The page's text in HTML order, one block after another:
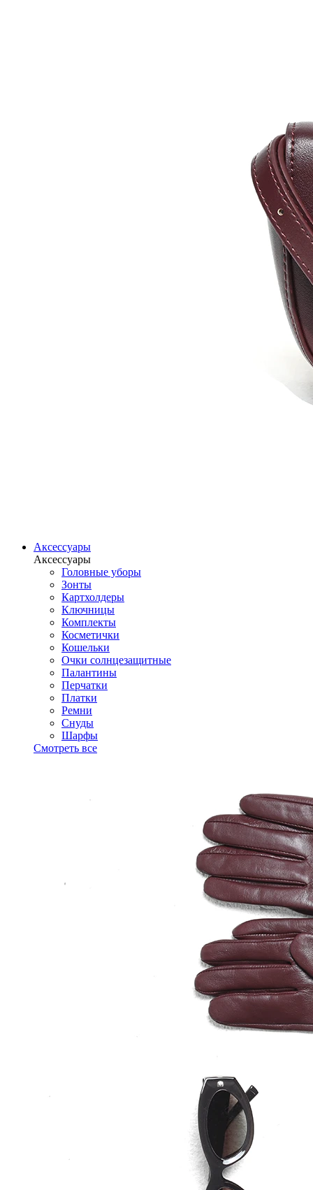
Аксессуары
Аксессуары
Головные уборы
Зонты
Картхолдеры
Ключницы
Комплекты
Косметички
Кошельки
Очки солнцезащитные
Палантины
Перчатки
Платки
Ремни
Снуды
Шарфы
Смотреть все